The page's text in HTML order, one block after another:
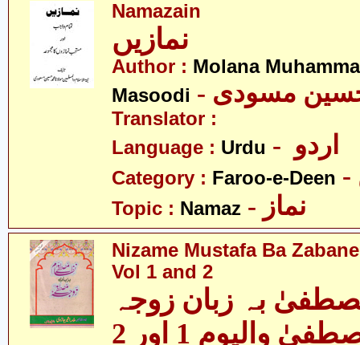
Namazain
Author : Molana
Masoodi
حسین مسودی
Translator :
Language : Urdu
Category : Faroo-e-Deen
Topic : Namaz
Nizame Mustafa Ba
Vol 1 and 2
بہ زبان زوجہ